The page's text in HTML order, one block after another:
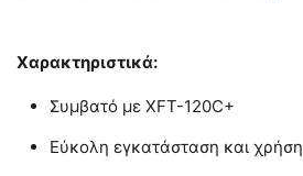
Χαρακτηριστικά:
Συμβατό με XFT-120C+
Εύκολη εγκατάσταση και χρήση